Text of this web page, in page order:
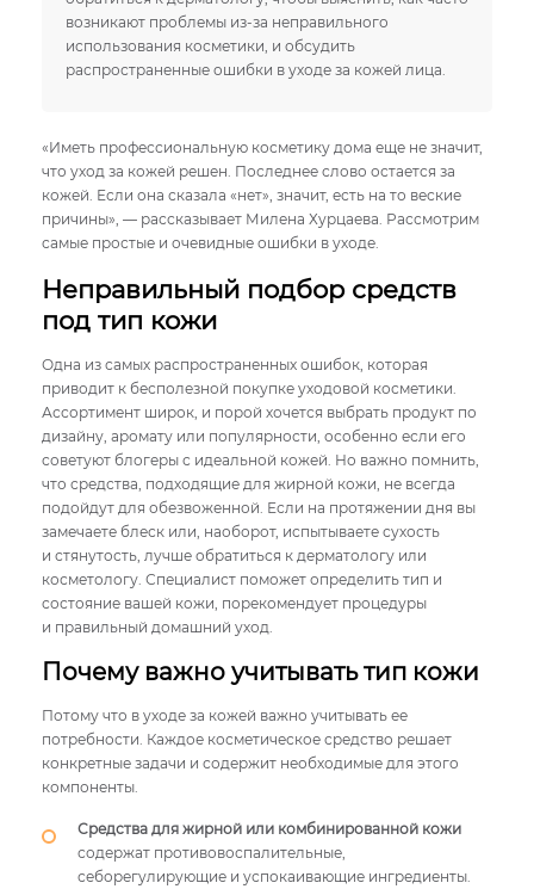
возникают проблемы из-за неправильного
использования косметики, и обсудить
распространенные ошибки в уходе за кожей лица.
«Иметь профессиональную косметику дома еще не значит,
что уход за кожей решен. Последнее слово остается за
кожей. Если она сказала «нет», значит, есть на то веские
причины», — рассказывает Милена Хурцаева. Рассмотрим
самые простые и очевидные ошибки в уходе.
Неправильный подбор средств
под тип кожи
Одна из самых распространенных ошибок, которая
приводит к бесполезной покупке уходовой косметики.
Ассортимент широк, и порой хочется выбрать продукт по
дизайну, аромату или популярности, особенно если его
советуют блогеры с идеальной кожей. Но важно помнить,
что средства, подходящие для жирной кожи, не всегда
подойдут для обезвоженной. Если на протяжении дня вы
замечаете блеск или, наоборот, испытываете сухость
и стянутость, лучше обратиться к дерматологу или
косметологу. Специалист поможет определить тип и
состояние вашей кожи, порекомендует процедуры
и правильный домашний уход.
Почему важно учитывать тип кожи
Потому что в уходе за кожей важно учитывать ее
потребности. Каждое косметическое средство решает
конкретные задачи и содержит необходимые для этого
компоненты.
Средства для жирной или комбинированной кожи
содержат противовоспалительные,
себорегулирующие и успокаивающие ингредиенты.